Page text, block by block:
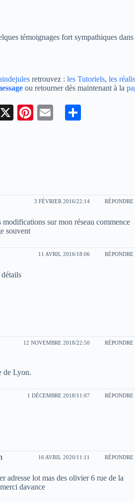
témoignages fort sympathiques
retrouvez : les Tutoriels, les
ou retourner dès maintenant à la
X Pi E
Pa
3 FÉVRIER 2016/22:14 RÉPONDRE
sur mon réseau commence
souvent
11 AVRIL 2016/18:06 RÉPONDRE
12 NOVEMBRE 2018/22:50 RÉPONDRE
de Lyon.
1 DÉCEMBRE 2018/11:07 RÉPONDRE
16 AVRIL 2020/11:11 RÉPONDRE
adresse lot mas des olivier 6 rue de la
davance